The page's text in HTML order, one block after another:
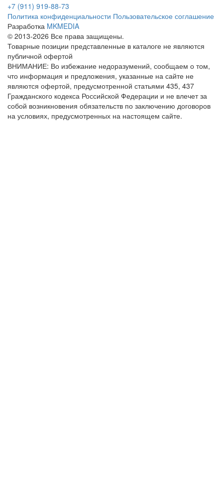
+7 (911) 919-88-73
Политика конфиденциальности Пользовательское соглашение
Разработка MKMEDIA
© 2013-2026 Все права защищены.
Товарные позиции представленные в каталоге не являются
публичной офертой
ВНИМАНИЕ: Во избежание недоразумений, сообщаем о том,
что информация и предложения, указанные на сайте не
являются офертой, предусмотренной статьями 435, 437
Гражданского кодекса Российской Федерации и не влечет за
собой возникновения обязательств по заключению договоров
на условиях, предусмотренных на настоящем сайте.